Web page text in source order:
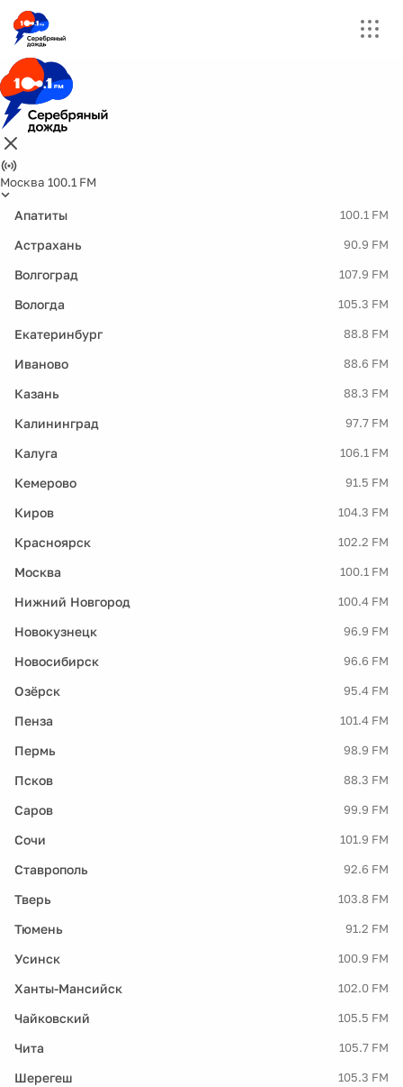
Москва 100.1 FM
Апатиты 100.1 FM
Астрахань 90.9 FM
Волгоград 107.9 FM
Вологда 105.3 FM
Екатеринбург 88.8 FM
Иваново 88.6 FM
Казань 88.3 FM
Калининград 97.7 FM
Калуга 106.1 FM
Кемерово 91.5 FM
Киров 104.3 FM
Красноярск 102.2 FM
Москва 100.1 FM
Нижний Новгород 100.4 FM
Новокузнецк 96.9 FM
Новосибирск 96.6 FM
Озёрск 95.4 FM
Пенза 101.4 FM
Пермь 98.9 FM
Псков 88.3 FM
Саров 99.9 FM
Сочи 101.9 FM
Ставрополь 92.6 FM
Тверь 103.8 FM
Тюмень 91.2 FM
Усинск 100.9 FM
Ханты-Мансийск 102.0 FM
Чайковский 105.5 FM
Чита 105.7 FM
Шерегеш 105.3 FM